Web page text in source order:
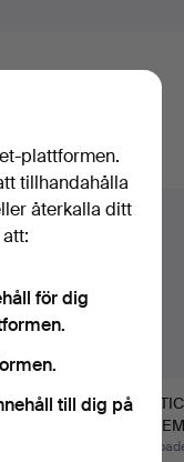
som
Johan
mm, 122
G.
plattformen.
tillhandahålla
återkalla ditt
för dig
till dig på